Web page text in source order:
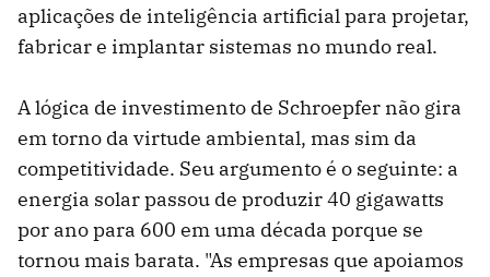
aplicações de inteligência artificial para projetar,
fabricar e implantar sistemas no mundo real.
A lógica de investimento de Schroepfer não gira
em torno da virtude ambiental, mas sim da
competitividade. Seu argumento é o seguinte: a
energia solar passou de produzir 40 gigawatts
por ano para 600 em uma década porque se
tornou mais barata. "As empresas que apoiamos